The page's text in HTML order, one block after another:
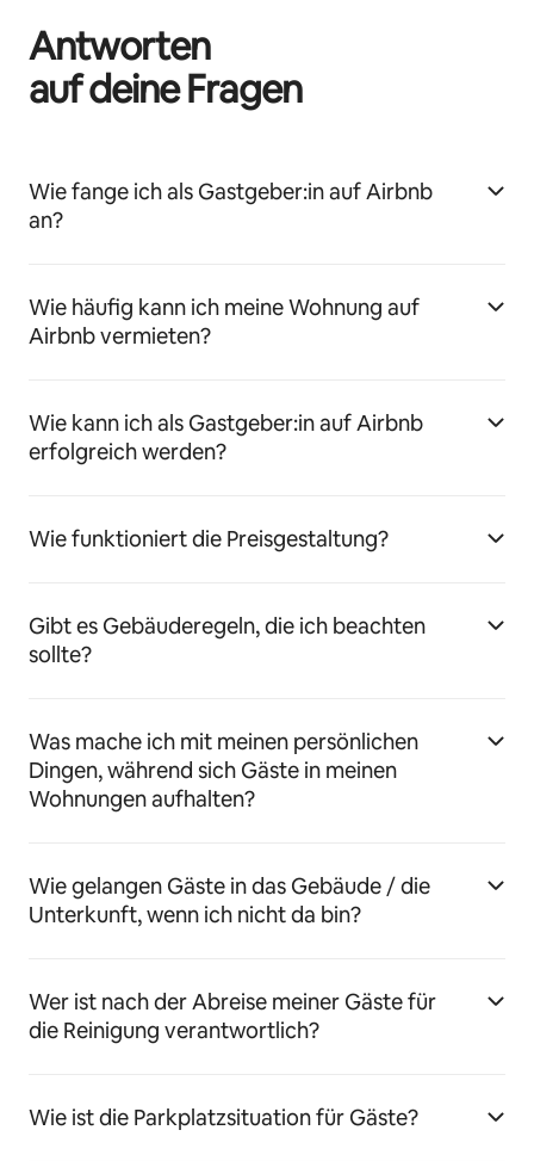
Antworten
auf deine Fragen
Wie fange ich als Gastgeber:in auf Airbnb
an?
Wie häufig kann ich meine Wohnung auf
Airbnb vermieten?
Wie kann ich als Gastgeber:in auf Airbnb
erfolgreich werden?
Wie funktioniert die Preisgestaltung?
Gibt es Gebäuderegeln, die ich beachten
sollte?
Was mache ich mit meinen persönlichen
Dingen, während sich Gäste in meinen
Wohnungen aufhalten?
Wie gelangen Gäste in das Gebäude / die
Unterkunft, wenn ich nicht da bin?
Wer ist nach der Abreise meiner Gäste für
die Reinigung verantwortlich?
Wie ist die Parkplatzsituation für Gäste?